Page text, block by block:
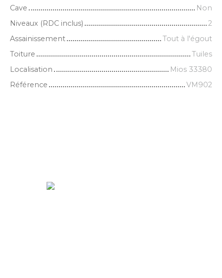
Cave
Non
Niveaux (RDC inclus)
2
Assainissement
Tout à l'égout
Toiture
Tuiles
Localisation
Mios 33380
Référence
VM902